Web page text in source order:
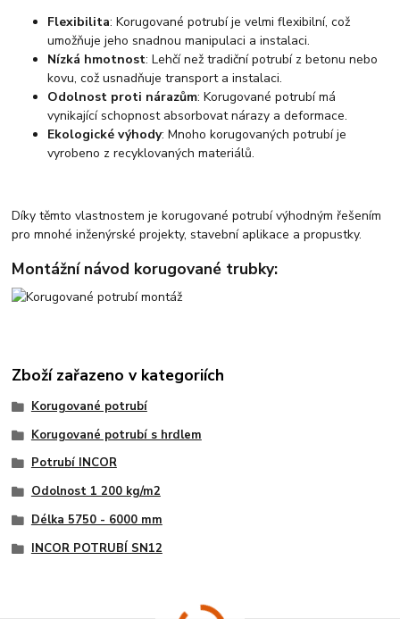
Flexibilita: Korugované potrubí je velmi flexibilní, což
umožňuje jeho snadnou manipulaci a instalaci.
Nízká hmotnost: Lehčí než tradiční potrubí z betonu nebo
kovu, což usnadňuje transport a instalaci.
Odolnost proti nárazům: Korugované potrubí má
vynikající schopnost absorbovat nárazy a deformace.
Ekologické výhody: Mnoho korugovaných potrubí je
vyrobeno z recyklovaných materiálů.
Díky těmto vlastnostem je korugované potrubí výhodným řešením
pro mnohé inženýrské projekty, stavební aplikace a propustky.
Montážní návod korugované trubky:
Zboží zařazeno v kategoriích
Korugované potrubí
Korugované potrubí s hrdlem
Potrubí INCOR
Odolnost 1 200 kg/m2
Délka 5750 - 6000 mm
INCOR POTRUBÍ SN12